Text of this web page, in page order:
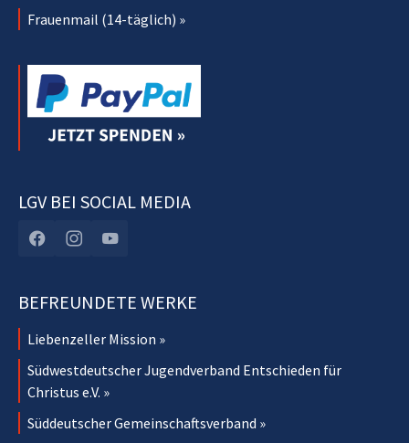
Frauenmail (14-täglich) »
LGV BEI SOCIAL MEDIA
BEFREUNDETE WERKE
Liebenzeller Mission »
Südwestdeutscher Jugendverband Entschieden für
Christus e.V. »
Süddeutscher Gemeinschaftsverband »